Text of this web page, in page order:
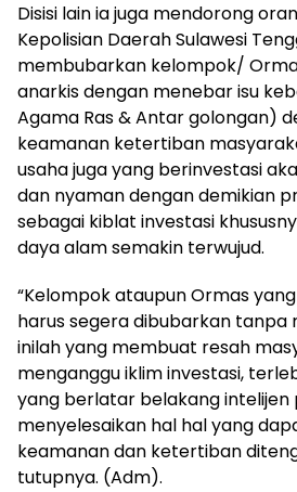
Disisi lain ia juga mendorong
Kepolisian Daerah Sulawesi
membubarkan kelompok/
anarkis dengan menebar isu
Agama Ras & Antar golongan)
keamanan ketertiban
usaha juga yang berinvestasi
dan nyaman dengan demikian
sebagai kiblat investasi
daya alam semakin terwujud.
“Kelompok ataupun Ormas
harus segera dibubarkan tanpa
inilah yang membuat resah
menganggu iklim investasi,
yang berlatar belakang intelijen
menyelesaikan hal hal yang
keamanan dan ketertiban
tutupnya. (Adm).